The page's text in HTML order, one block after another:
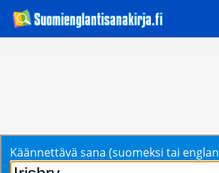
Käännettävä sana (suomeksi tai